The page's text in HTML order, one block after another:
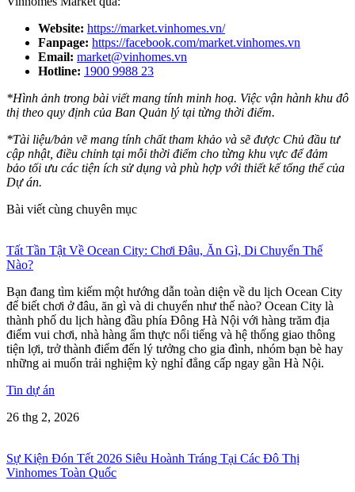
Website: https://market.vinhomes.vn/
Fanpage: https://facebook.com/market.vinhomes.vn
Email: market@vinhomes.vn
Hotline: 1900 9988 23
*Hình ảnh trong bài viết mang tính minh hoạ. Việc vận hành khu đô
thị theo quy định của Ban Quản lý tại từng thời điểm.
*Tài liệu/bản vẽ mang tính chất tham khảo và sẽ được Chủ đầu tư
cập nhật, điều chỉnh tại mỗi thời điểm cho từng khu vực để đảm
bảo tối ưu các tiện ích sử dụng và phù hợp với thiết kế tổng thể của
Dự án.
Bài viết cùng chuyên mục
Tất Tần Tật Về Ocean City: Chơi Đâu, Ăn Gì, Di Chuyển Thế
Nào?
Bạn đang tìm kiếm một hướng dẫn toàn diện về du lịch Ocean City
để biết chơi ở đâu, ăn gì và di chuyển như thế nào? Ocean City là
thành phố du lịch hàng đầu phía Đông Hà Nội với hàng trăm địa
điểm vui chơi, nhà hàng ẩm thực nổi tiếng và hệ thống giao thông
tiện lợi, trở thành điểm đến lý tưởng cho gia đình, nhóm bạn bè hay
những ai muốn trải nghiệm kỳ nghỉ đẳng cấp ngay gần Hà Nội.
Tin dự án
26 thg 2, 2026
Sự Kiện Đón Tết 2026 Siêu Hoành Tráng Tại Các Đô Thị
Vinhomes Toàn Quốc